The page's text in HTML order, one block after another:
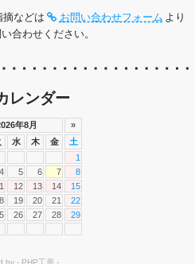
摘などは お問い合わせフォーム より
合わせください。
レンダー